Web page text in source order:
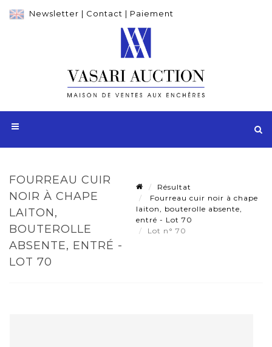
Newsletter | Contact | Paiement
FOURREAU CUIR
NOIR À CHAPE
LAITON,
BOUTEROLLE
ABSENTE, ENTRÉ -
LOT 70
Résultat
Fourreau cuir noir à chape
laiton, bouterolle absente,
entré - Lot 70
Lot n° 70